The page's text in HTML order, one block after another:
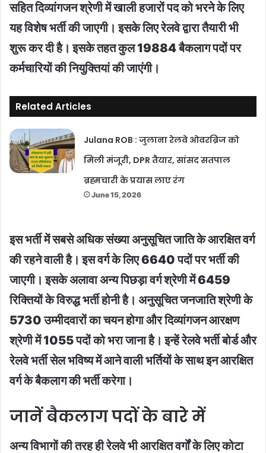
सहित दिव्यांगजन श्रेणी में खाली हजारों पद को भरने के लिए
यह विशेष भर्ती की जाएगी। इसके लिए रेलवे द्वारा तैयारी भी
शुरू कर दी है। इसके तहत कुल 19884 बैकलाग पदों पर
कर्मचारियों की नियुक्तियां की जाएंगी।
Related Articles
Julana ROB : जुलाना रेलवे ओवरब्रिज को
मिली मंजूरी, DPR तैयार, सांसद सतपाल
ब्रह्मचारी के प्रयास लाए रंग
June 15, 2026
इस भर्ती में सबसे अधिक संख्या अनुसूचित जाति के आरक्षित वर्ग
की रहने वाली है। इस वर्ग के लिए 6640 पदों पर भर्ती की
जाएगी। इसके अलावा अन्य पिछड़ा वर्ग श्रेणी में 6459
रिक्तियों के विरुद्ध भर्ती होनी है। अनुसूचित जनजाति श्रेणी के
5730 उम्मीदवारों का चयन होगा और दिव्यांगजन आरक्षण
श्रेणी में 1055 पदों को भरा जाना है। इन्हें रेलवे भर्ती बोर्ड और
रेलवे भर्ती सेल भविष्य में आने वाली भर्तियों के साथ इन आरक्षित
वर्ग के बैकलाग की भर्ती करेगा।
जानें बैकलाग पदों के बारे में
अन्य विभागों की तरह ही रेलवे भी आरक्षित वर्गों के लिए कोटा